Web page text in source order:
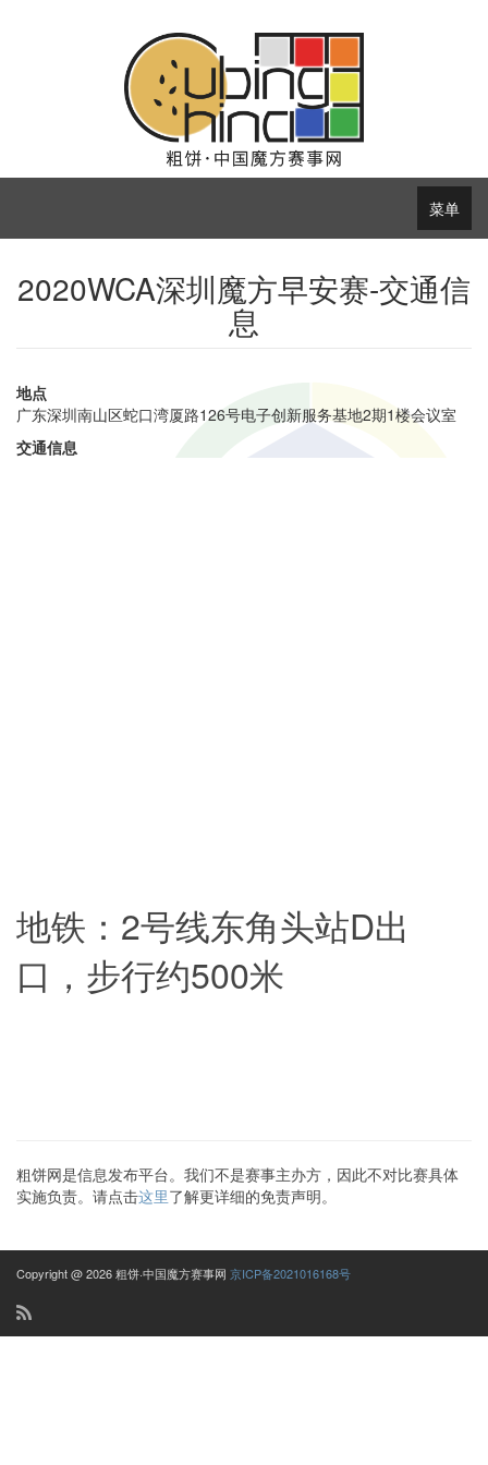
菜单
2020WCA深圳魔方早安赛-交通信
息
地点
广东深圳南山区蛇口湾厦路126号电子创新服务基地2期1楼会议室
交通信息
地铁：2号线东角头站D出
口，步行约500米
粗饼网是信息发布平台。我们不是赛事主办方，因此不对比赛具体
实施负责。请点击这里了解更详细的免责声明。
Copyright @ 2026 粗饼·中国魔方赛事网 京ICP备2021016168号